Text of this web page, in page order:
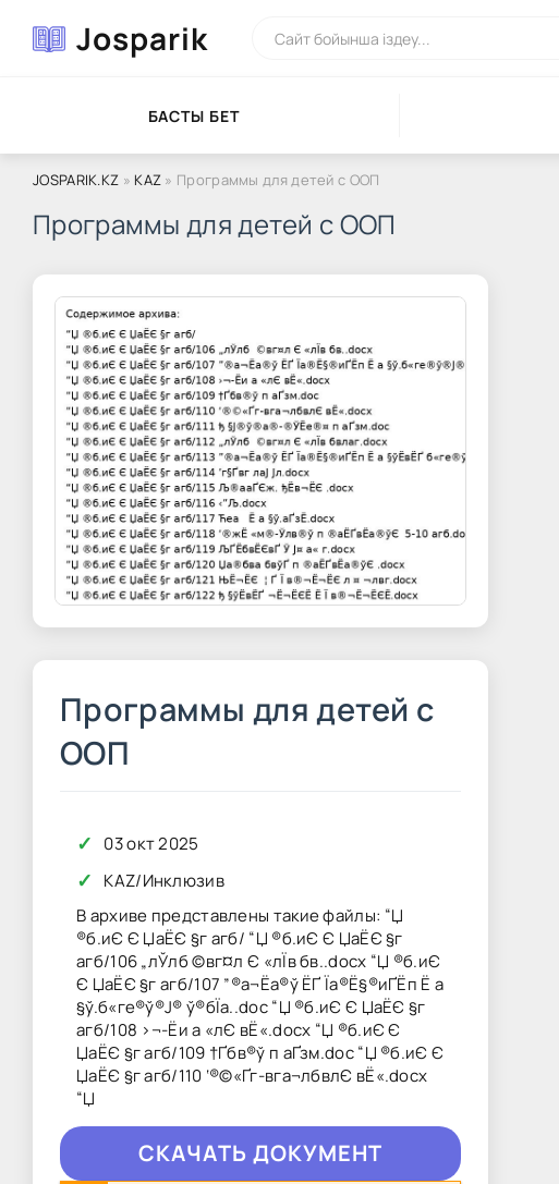
Josparik
БАСТЫ БЕТ
JOSPARIK.KZ » KAZ » Программы для детей с ООП
Программы для детей с ООП
Программы для детей с
ООП
✓ 03 окт 2025
✓ KAZ/Инклюзив
В архиве представлены такие файлы: “Џ
®б­.иЄ Є ЏаЁЄ §г агб/ “Џ ®б­.иЄ Є ЏаЁЄ §г
агб/106 „лЎлб ©вг¤л Є «лЇв бв..docx “Џ ®б­.иЄ
Є ЏаЁЄ §г агб/107 ”®а¬Ёа®ў ­ЁҐ Їа®Ё§­®иҐ­Ёп Ё а
§ў.б«ге®ў®Ј® ў®бЇа..doc “Џ ®б­.иЄ Є ЏаЁЄ §г
агб/108 ›¬-Ёи а «лЄ вЁ«.docx “Џ ®б­.иЄ Є
ЏаЁЄ §г агб/109 †Ґбв®ў п аҐзм.doc “Џ ®б­.иЄ Є
ЏаЁЄ §г агб/110 ‘®©«Ґг-вга¬лбвлЄ вЁ«.docx
“Џ
CКAЧAТЬ ДОКУМЕНТ